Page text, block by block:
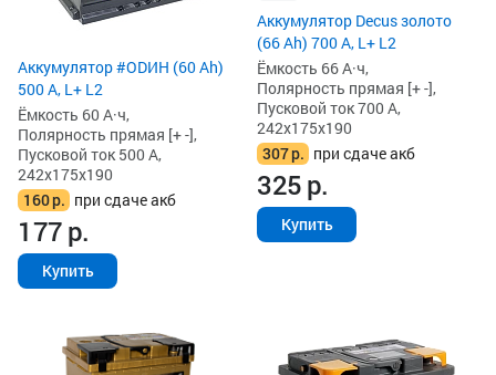
Аккумулятор #ODИH (60 Ah)
500 А, L+ L2
Ёмкость 60 А·ч,
Полярность прямая [+ -],
Пусковой ток 500 А,
242x175x190
160р. при сдаче акб
177р.
Купить
Аккумулятор Decus золото
(66 Ah) 700 А, L+ L2
Ёмкость 66 А·ч,
Полярность прямая [+ -],
Пусковой ток 700 А,
242x175x190
307р. при сдаче акб
325р.
Купить